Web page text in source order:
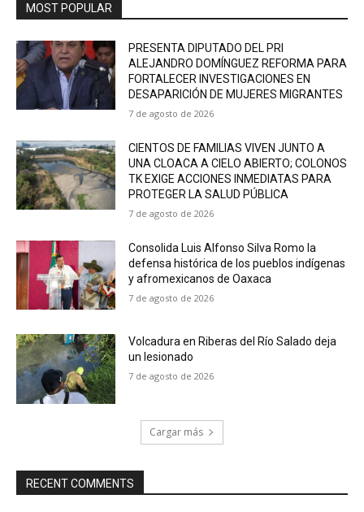
MOST POPULAR
PRESENTA DIPUTADO DEL PRI
ALEJANDRO DOMÍNGUEZ REFORMA PARA
FORTALECER INVESTIGACIONES EN
DESAPARICIÓN DE MUJERES MIGRANTES
7 de agosto de 2026
CIENTOS DE FAMILIAS VIVEN JUNTO A
UNA CLOACA A CIELO ABIERTO; COLONOS
TK EXIGE ACCIONES INMEDIATAS PARA
PROTEGER LA SALUD PÚBLICA
7 de agosto de 2026
Consolida Luis Alfonso Silva Romo la
defensa histórica de los pueblos indígenas
y afromexicanos de Oaxaca
7 de agosto de 2026
Volcadura en Riberas del Río Salado deja
un lesionado
7 de agosto de 2026
Cargar más
RECENT COMMENTS